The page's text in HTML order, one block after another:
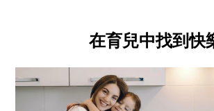
在育兒中找到快